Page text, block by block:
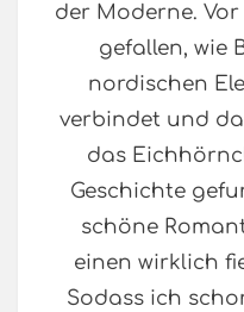
der Moderne.
gefallen, wie
nordischen
verbindet und
das
Geschichte
schöne
einen wirklich
Sodass ich